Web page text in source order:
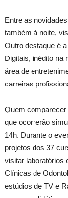
Entre as
também à noite,
Outro destaque é
Digitais, inédito na
área de
carreiras
Quem comparecer
que ocorrerão
14h. Durante o
projetos dos 37
visitar laboratórios
Clínicas de
estúdios de TV e